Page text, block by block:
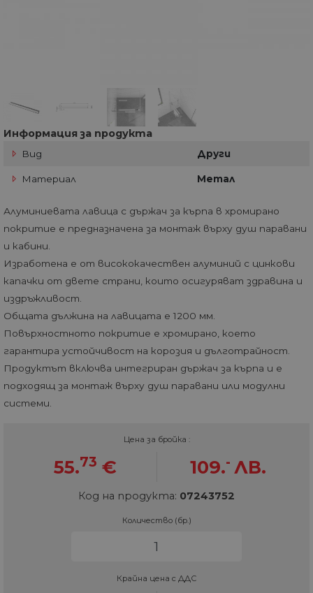
Информация за продукта
Вид Други
Материал Метал
Алуминиевата лавица с държач за кърпа в хромирано
покритие е предназначена за монтаж върху душ паравани
и кабини.
Изработена е от висококачествен алуминий с цинкови
капачки от двете страни, които осигуряват здравина и
издръжливост.
Общата дължина на лавицата е 1200 мм.
Повърхностното покритие е хромирано, което
гарантира устойчивост на корозия и дълготрайност.
Продуктът включва интегриран държач за кърпа и е
подходящ за монтаж върху душ паравани или модулни
системи.
Цена за бройка :
55.73 € 109.- ЛВ.
Код на продукта: 07243752
Количество (бр.)
Крайна цена с ДДС